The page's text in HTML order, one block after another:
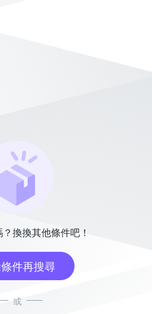
換換其他條件吧！
件再搜尋
或